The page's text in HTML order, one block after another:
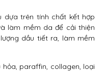
dựa trên tính chất kết hợp
làm mềm da để cải thiện
dầu tiết ra, làm mềm
paraffin, collagen, loại